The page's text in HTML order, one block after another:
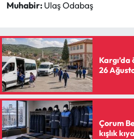
Muhabir: Ulaş Odabaş
26
Çorum
kışlık